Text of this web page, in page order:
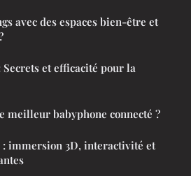
avec des espaces bien-être et
et efficacité pour la
meilleur babyphone connecté ?
immersion 3D, interactivité et